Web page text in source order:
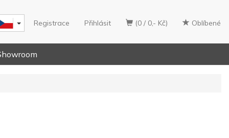
(0 / 0,- Kč) Oblíbené
Registrace Přihlásit